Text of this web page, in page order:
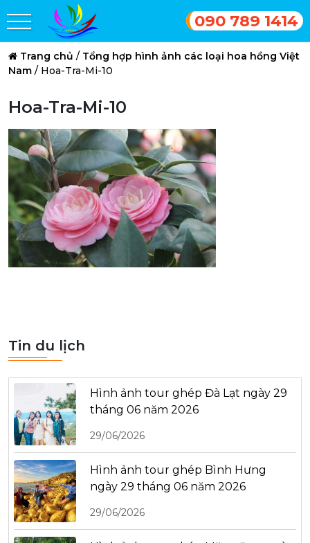
090 789 1414
Trang chủ / Tổng hợp hình ảnh các loại hoa hồng Việt
Nam / Hoa-Tra-Mi-10
Hoa-Tra-Mi-10
Tin du lịch
Hình ảnh tour ghép Đà Lạt ngày 29
tháng 06 năm 2026
29/06/2026
Hình ảnh tour ghép Bình Hưng
ngày 29 tháng 06 năm 2026
29/06/2026